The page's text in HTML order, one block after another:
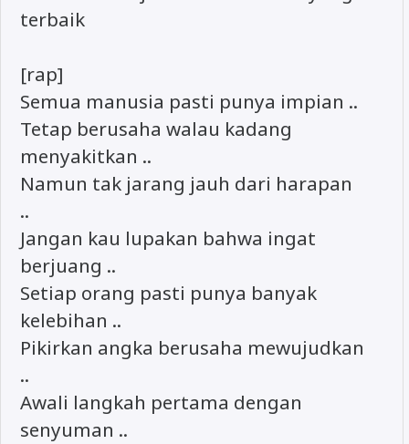
terbaik
[rap]
Semua manusia pasti punya impian ..
Tetap berusaha walau kadang
menyakitkan ..
Namun tak jarang jauh dari harapan
..
Jangan kau lupakan bahwa ingat
berjuang ..
Setiap orang pasti punya banyak
kelebihan ..
Pikirkan angka berusaha mewujudkan
..
Awali langkah pertama dengan
senyuman ..